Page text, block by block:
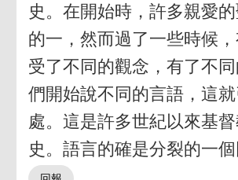
史。在開始時，許多親愛
的一，然而過了一些時候
受了不同的觀念，有了不
們開始說不同的言語，這
處。這是許多世紀以來基
史。語言的確是分裂的一個